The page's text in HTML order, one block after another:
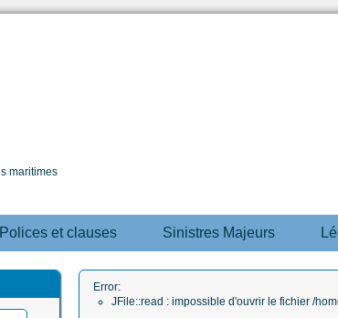
Polices et clauses Sinistres Majeurs
Error:
JFile::read : impossible d'ouvrir le fichier /